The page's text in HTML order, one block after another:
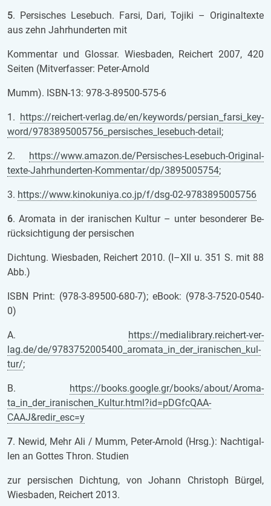
5. Per­si­sches Le­se­buch. Farsi, Dari, To­ji­ki – Ori­gi­nal­tex­te
aus zehn Jahr­hun­der­ten mit
Kom­men­tar und Glos­sar. Wies­ba­den, Rei­chert 2007, 420
Sei­ten (Mit­ver­fas­ser: Peter-Ar­nold
Mumm). ISBN-13: 978-3-89500-575-6
1. https://rei­chert-ver­lag.de/en/key­words/per­si­an_farsi_key­
word/9783895005756_per­si­sches_le­se­buch-de­tail;
2. https://www.ama­zon.de/Per­si­sches-Le­se­buch-Ori­gi­nal­
tex­te-Jahr­hun­der­ten-Kom­men­tar/dp/3895005754;
3. https://www.ki­no­ku­niya.co.jp/f/dsg-02-9783895005756
6. Aro­ma­ta in der ira­ni­schen Kul­tur – unter be­son­de­rer Be­
rück­sich­ti­gung der per­si­schen
Dich­tung. Wies­ba­den, Rei­chert 2010. (I–XII u. 351 S. mit 88
Abb.)
ISBN Print: (978-3-89500-680-7); eBook: (978-3-7520-0540-
0)
A. https://me­di­a­li­bra­ry.rei­chert-ver­
lag.de/de/9783752005400_aro­ma­ta_in_der_ira­ni­schen_kul­
tur/;
B. https://books.goog­le.gr/books/about/Aro­ma­
ta_in_der_ira­ni­schen_Kul­tur.html?id=pDGfcQAA­
CAAJ&redir_esc=y
7. Newid, Mehr Ali / Mumm, Peter-Ar­nold (Hrsg.): Nach­ti­gal­
len an Got­tes Thron. Stu­di­en
zur per­si­schen Dich­tung, von Jo­hann Chris­toph Bür­gel,
Wies­ba­den, Rei­chert 2013.